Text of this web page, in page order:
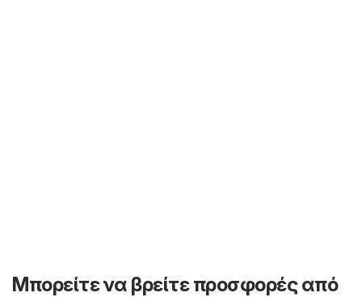
Μπορείτε να βρείτε προσφορές από